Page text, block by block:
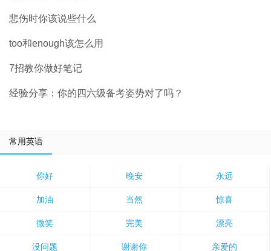
悲伤时你该说些什么
too和enough该怎么用
7招教你做好笔记
经验分享：你的四六级备考姿势对了吗？
常用英语
你好 晚安 永远
加油 当然 惊喜
微笑 完美 漂亮
没问题 谢谢你 亲爱的